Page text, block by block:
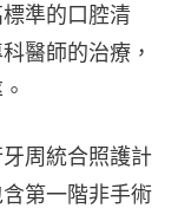
準的口腔清
醫師的治療，
周統合照護計
第一階非手術